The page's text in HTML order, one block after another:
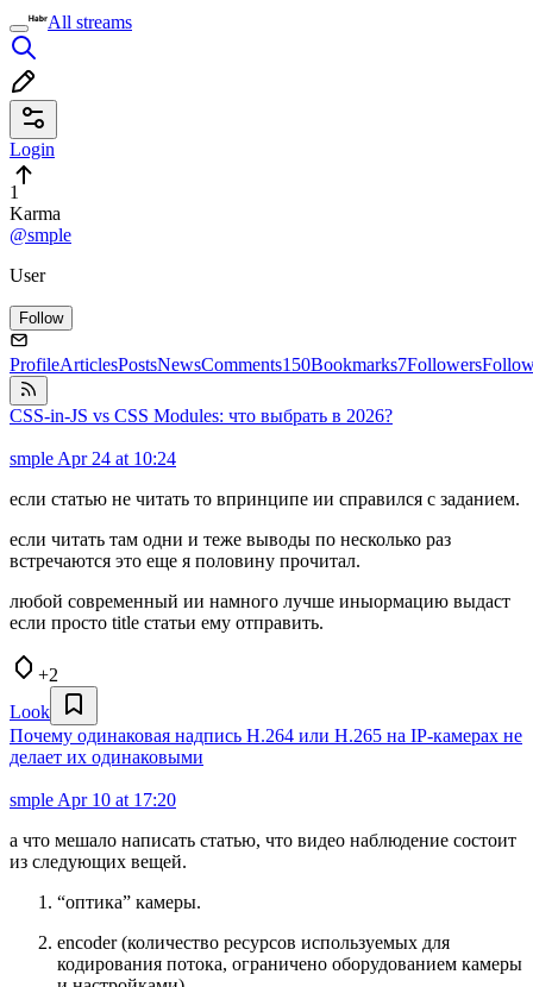
All streams
Login
1
Karma
@smple
User
Follow
ProfileArticlesPostsNewsComments150Bookmarks7Followers
CSS-in-JS vs CSS Modules: что выбрать в 2026?
smple Apr 24 at 10:24
если статью не читать то впринципе ии справился с заданием.
если читать там одни и теже выводы по несколько раз
встречаются это еще я половину прочитал.
любой современный ии намного лучше иныормацию выдаст
если просто title статьи ему отправить.
+2
Look
Почему одинаковая надпись H.264 или H.265 на IP-камерах не
делает их одинаковыми
smple Apr 10 at 17:20
а что мешало написать статью, что видео наблюдение состоит
из следующих вещей.
“оптика” камеры.
encoder (количество ресурсов используемых для
кодирования потока, ограничено оборудованием камеры